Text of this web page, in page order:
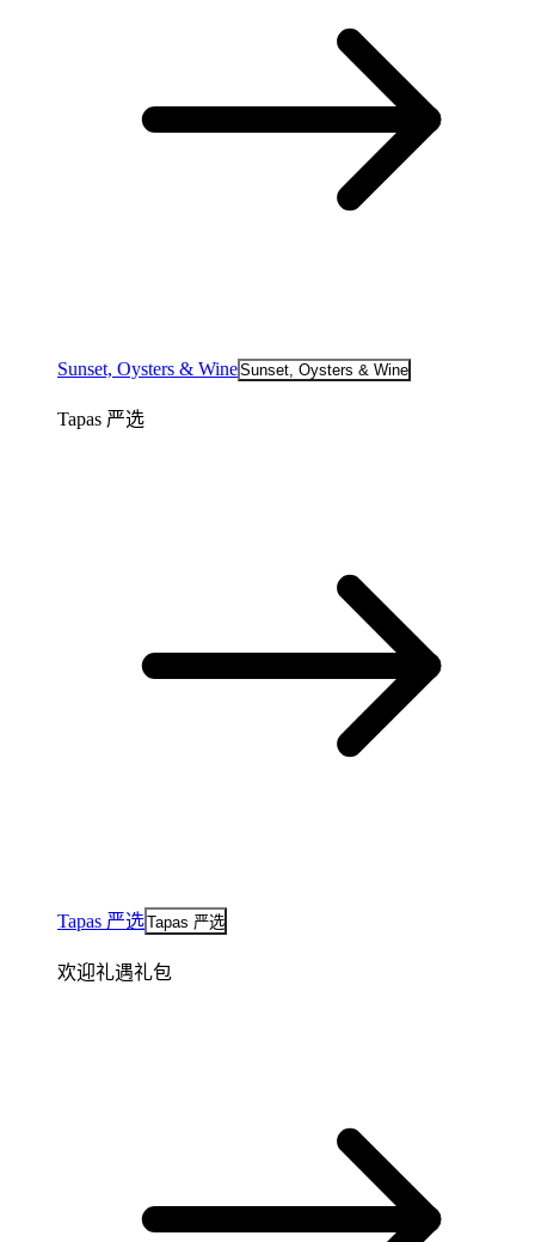
Sunset, Oysters & WineSunset, Oysters & Wine
Tapas 严选
Tapas 严选Tapas 严选
欢迎礼遇礼包